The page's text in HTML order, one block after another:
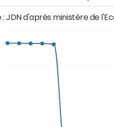
: JDN d'après ministère de